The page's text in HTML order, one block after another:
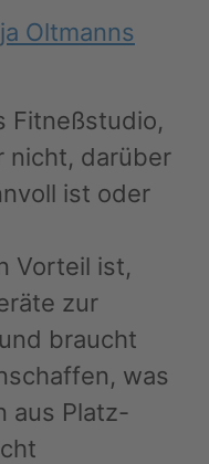
Oltmanns
Fitneßstudio,
nicht, darüber
ist oder
Vorteil ist,
zur
braucht
was
aus Platz-